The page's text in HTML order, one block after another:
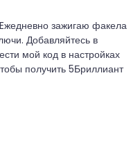
зажигаю факела
Добавляйтесь в
мой код в настройках
получить 5Бриллиант